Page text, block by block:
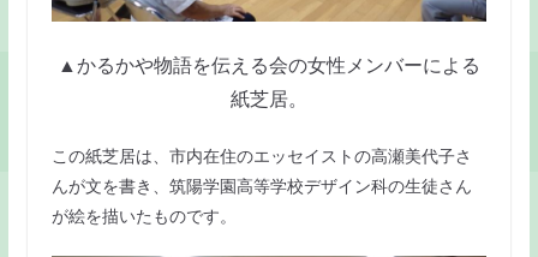
▲かるかや物語を伝える会の女性メンバーによる
紙芝居。
この紙芝居は、市内在住のエッセイストの高瀬美代子さ
んが文を書き、筑陽学園高等学校デザイン科の生徒さん
が絵を描いたものです。